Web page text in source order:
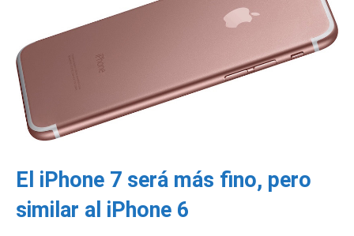
El iPhone 7 será más fino, pero
similar al iPhone 6